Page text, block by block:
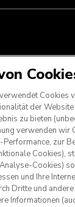
SIE UNS
verwendet Cookies
der
zu bieten
verwenden wir
zur
Cookies),
Cookies)
und Ihre
Dritte und
Informationen